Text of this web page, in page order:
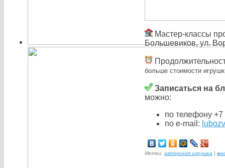
Мастер-классы
Большевиков, ул.
больше стоимости
Записаться на
можно:
по телефону
по e-mail:
Метки: авторская игрушка |